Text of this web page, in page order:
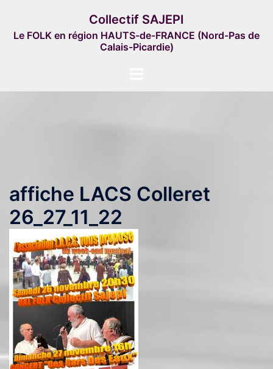
contenu
Collectif SAJEPI
Le FOLK en région HAUTS-de-FRANCE (Nord-Pas de
Calais-Picardie)
affiche LACS Colleret
26_27_11_22